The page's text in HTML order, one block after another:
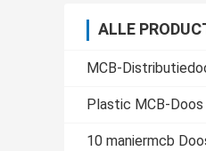
ALLE
MCB-
Plastic MCB-Doos
10 maniermcb